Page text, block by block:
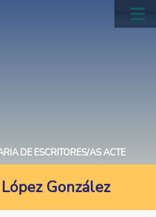
DE ESCRITORES/AS ACTE
González